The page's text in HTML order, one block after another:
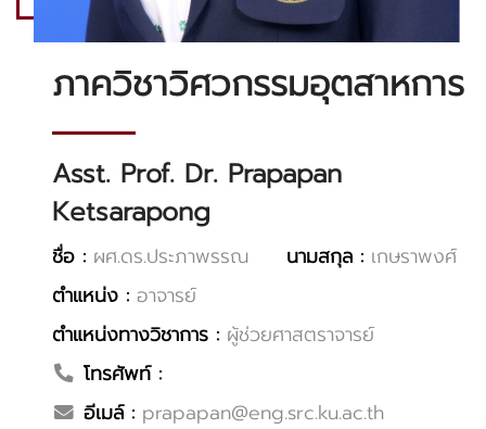
ภาควิชาวิศวกรรมอุตสาหการ
Asst. Prof. Dr. Prapapan
Ketsarapong
ชื่อ : ผศ.ดร.ประภาพรรณ นามสกุล : เกษราพงศ์
ตำแหน่ง : อาจารย์
ตำแหน่งทางวิชาการ : ผู้ช่วยศาสตราจารย์
โทรศัพท์ :
อีเมล์ : prapapan@eng.src.ku.ac.th